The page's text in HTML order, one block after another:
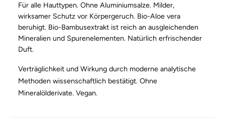
Für alle Hauttypen. Ohne Aluminiumsalze. Milder,
wirksamer Schutz vor Körpergeruch. Bio-Aloe vera
beruhigt. Bio-Bambusextrakt ist reich an ausgleichenden
Mineralien und Spurenelementen. Natürlich erfrischender
Duft.
Verträglichkeit und Wirkung durch moderne analytische
Methoden wissenschaftlich bestätigt. Ohne
Mineralölderivate. Vegan.